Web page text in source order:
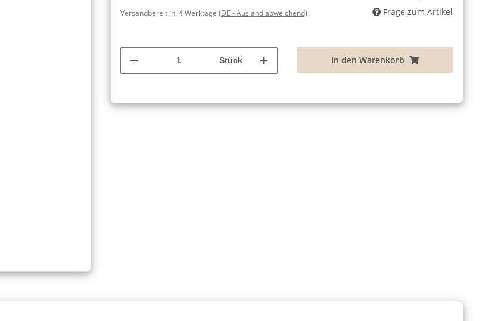
Versandbereit in:4 Werktage (DE - Ausland abweichend) Frage zum Artikel
Stück In den Warenkorb